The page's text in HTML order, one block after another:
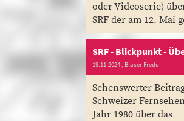
oder Videoserie)
SRF der am 12. Mai
19.11.2024, Blaser Fredu
Sehenswerter
Schweizer
Jahr 1980 über das